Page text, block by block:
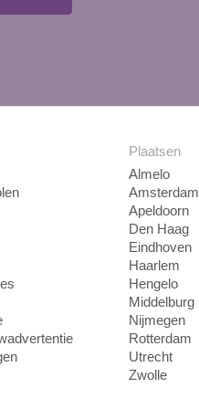
Plaatsen
Almelo
Amsterdam
Apeldoorn
Den Haag
Eindhoven
Haarlem
Hengelo
Middelburg
Nijmegen
Rotterdam
Utrecht
Zwolle